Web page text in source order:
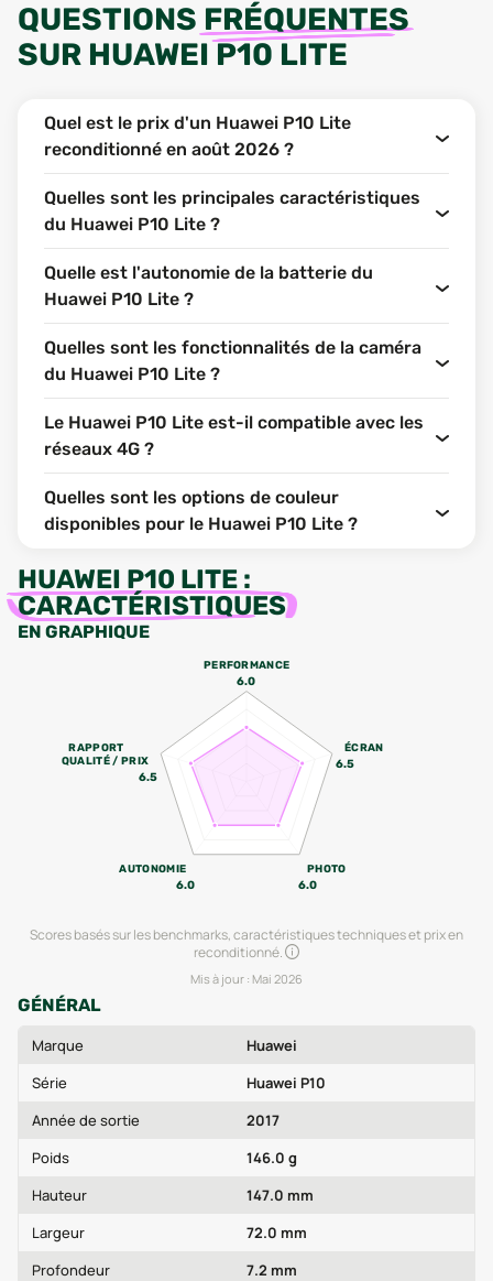
QUESTIONS FRÉQUENTES
SUR HUAWEI P10 LITE
Quel est le prix d'un Huawei P10 Lite
reconditionné en août 2026 ?
Quelles sont les principales caractéristiques
du Huawei P10 Lite ?
Quelle est l'autonomie de la batterie du
Huawei P10 Lite ?
Quelles sont les fonctionnalités de la caméra
du Huawei P10 Lite ?
Le Huawei P10 Lite est-il compatible avec les
réseaux 4G ?
Quelles sont les options de couleur
disponibles pour le Huawei P10 Lite ?
HUAWEI P10 LITE :
CARACTÉRISTIQUES
EN GRAPHIQUE
PERFORMANCE
6.0
ÉCRAN
6.5
PHOTO
6.0
AUTONOMIE
6.0
RAPPORT
QUALITÉ / PRIX
6.5
Scores basés sur les benchmarks, caractéristiques techniques et prix en
reconditionné.
Mis à jour : Mai 2026
GÉNÉRAL
Marque
Huawei
Série
Huawei P10
Année de sortie
2017
Poids
146.0 g
Hauteur
147.0 mm
Largeur
72.0 mm
Profondeur
7.2 mm